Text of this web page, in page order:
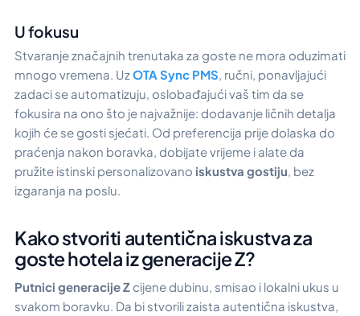
U fokusu
Stvaranje značajnih trenutaka za goste ne mora oduzimati
mnogo vremena. UzOTA Sync PMS , ručni, ponavljajući
zadaci se automatizuju, oslobađajući vaš tim da se
fokusira na ono što je najvažnije: dodavanje ličnih detalja
kojih će se gosti sjećati. Od preferencija prije dolaska do
praćenja nakon boravka, dobijate vrijeme i alate da
pružite istinski personalizovano iskustva gostiju , bez
izgaranja na poslu.
Kako stvoriti autentična iskustva za
goste hotela iz generacije Z?
Putnici generacije Z cijene dubinu, smisao i lokalni ukus u
svakom boravku. Da bi stvorili zaista autentična iskustva,